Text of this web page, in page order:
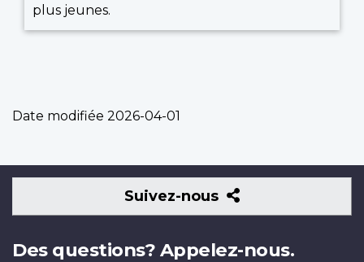
plus jeunes.
Date modifiée 2026-04-01
Suivez-nous
Suivez-
nous
Des questions? Appelez-nous.